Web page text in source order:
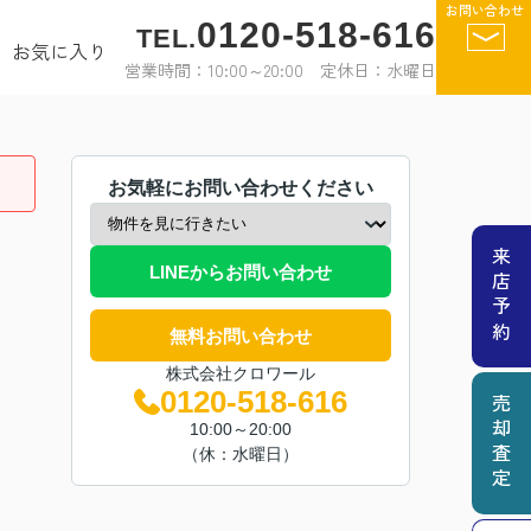
お気に入り TEL.0120-518-616
営業時間：10:00～20:00 定休日：水曜日
お問い合わせ
お気軽にお問い合わせください
LINEからお問い合わせ
無料お問い合わせ
株式会社クロワール
0120-518-616
10:00～20:00
（休：水曜日）
来店予約
売却査定